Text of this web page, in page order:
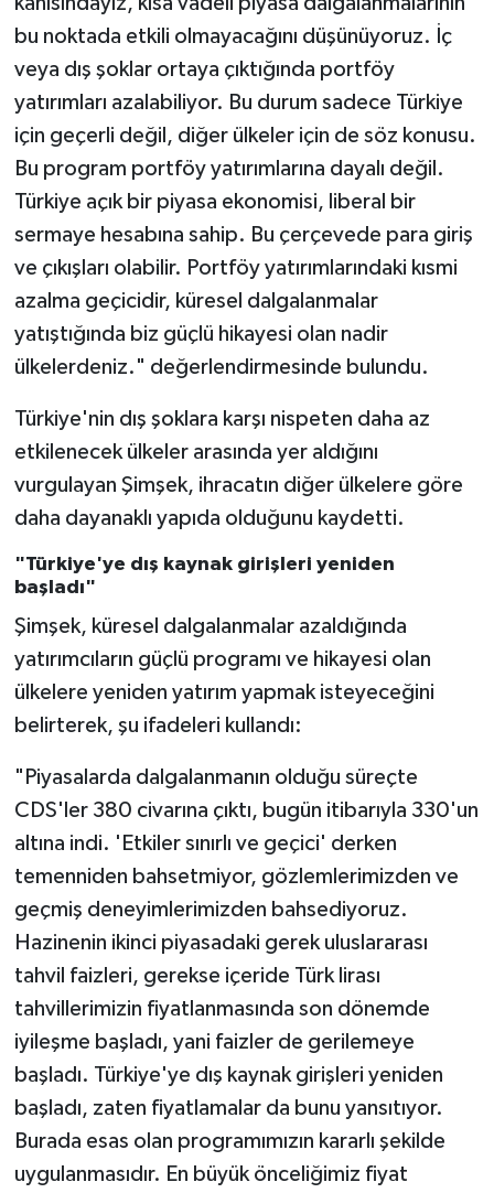
bu noktada etkili olmayacağını düşünüyoruz. İç
veya dış şoklar ortaya çıktığında portföy
yatırımları azalabiliyor. Bu durum sadece Türkiye
için geçerli değil, diğer ülkeler için de söz konusu.
Bu program portföy yatırımlarına dayalı değil.
Türkiye açık bir piyasa ekonomisi, liberal bir
sermaye hesabına sahip. Bu çerçevede para giriş
ve çıkışları olabilir. Portföy yatırımlarındaki kısmi
azalma geçicidir, küresel dalgalanmalar
yatıştığında biz güçlü hikayesi olan nadir
ülkelerdeniz." değerlendirmesinde bulundu.
Türkiye'nin dış şoklara karşı nispeten daha az
etkilenecek ülkeler arasında yer aldığını
vurgulayan Şimşek, ihracatın diğer ülkelere göre
daha dayanaklı yapıda olduğunu kaydetti.
"Türkiye'ye dış kaynak girişleri yeniden
başladı"
Şimşek, küresel dalgalanmalar azaldığında
yatırımcıların güçlü programı ve hikayesi olan
ülkelere yeniden yatırım yapmak isteyeceğini
belirterek, şu ifadeleri kullandı:
"Piyasalarda dalgalanmanın olduğu süreçte
CDS'ler 380 civarına çıktı, bugün itibarıyla 330'un
altına indi. 'Etkiler sınırlı ve geçici' derken
temenniden bahsetmiyor, gözlemlerimizden ve
geçmiş deneyimlerimizden bahsediyoruz.
Hazinenin ikinci piyasadaki gerek uluslararası
tahvil faizleri, gerekse içeride Türk lirası
tahvillerimizin fiyatlanmasında son dönemde
iyileşme başladı, yani faizler de gerilemeye
başladı. Türkiye'ye dış kaynak girişleri yeniden
başladı, zaten fiyatlamalar da bunu yansıtıyor.
Burada esas olan programımızın kararlı şekilde
uygulanmasıdır. En büyük önceliğimiz fiyat